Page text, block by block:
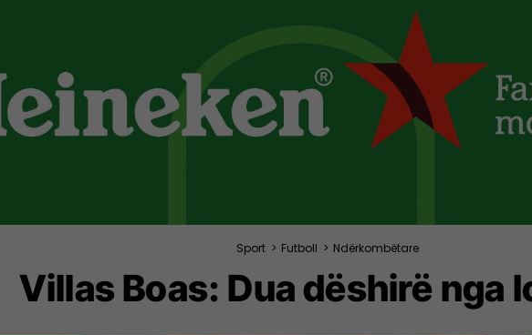
Sport > Futboll > Ndërkombëtare
Villas Boas: Dua dëshirë nga